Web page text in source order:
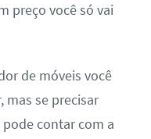
preço você só vai
de móveis você
se precisar
contar com a